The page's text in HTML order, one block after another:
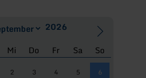
Mi Do Fr Sa So
2 3 4 5
6